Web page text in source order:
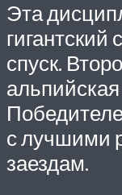
Эта
гигантский
спуск.
с лучшими
заездам.